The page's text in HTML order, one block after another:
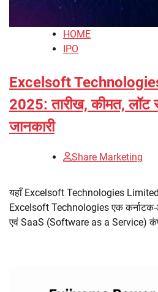
HOME
IPO
Excelsoft
2025: तारीख, कीमत, लॉट
जानकारी
Share Marketing
यहाँ Excelsoft Technologies Limited
Excelsoft Technologies एक कर्नाटक-
एवं SaaS (Software as a Service)